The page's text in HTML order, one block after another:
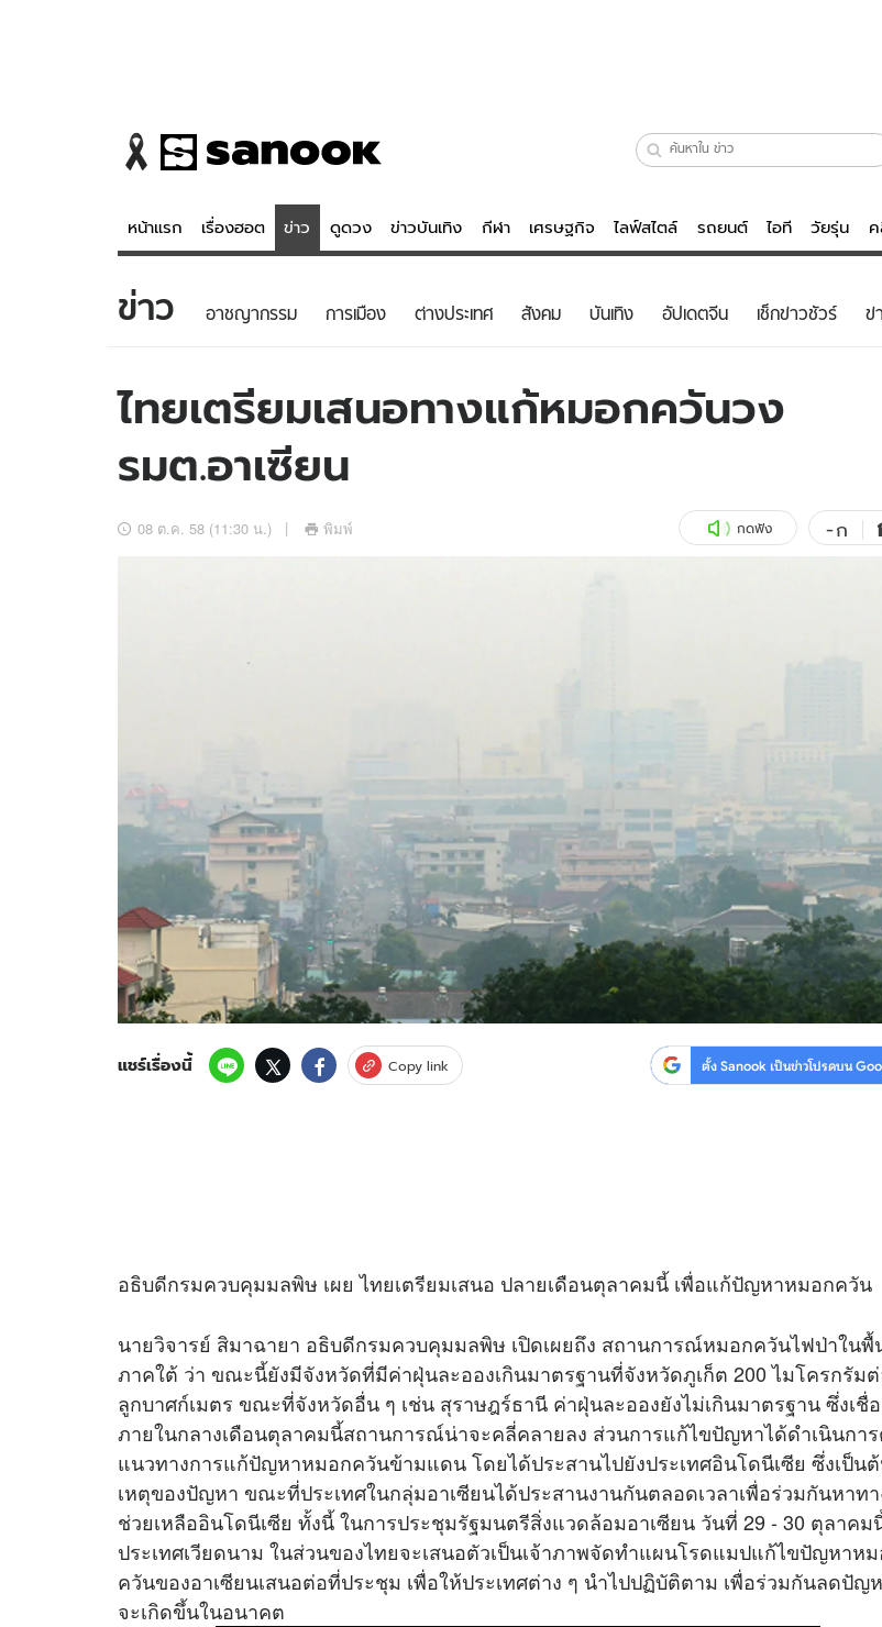
หน้าแรก เรื่องฮอต ข่าว ดูดวง ข่าวบันเทิง กีฬา เศรษฐกิจ ไลฟ์สไตล์ รถยนต์ ไอที วัยรุ่น
ข่าว
ข่าวบันเทิง
ข่าวกีฬา
ข่าวเศรษฐกิจ
อัปเดตจีน
เช็กข่าวชัวร์
ดูดวง - ตรวจหวย
สถิติหวยไทย
ไลฟ์สไตล์
วัยรุ่น
สุขภาพ
เที่ยว-กิน
สงวนลิขสิทธิ์ © 2569บริษัท อิมเมจ ฟิวเจอร์ (ประเทศไทย) จำกัด
ข่าว อาชญากรรม การเมือง ต่างประเทศ สังคม บันเทิง อัปเดตจีน เช็กข่าวชัวร์ ข่
ไทยเตรียมเสนอทางแก้หมอกควันวง
รมต.อาเซียน
08 ต.ค. 58 (11:30 น.) พิมพ์ กดฟัง -ก
แชร์เรื่องนี้ Copy link ตั้ง Sanook เป็นข่าวโปรดบน
อธิบดีกรมควบคุมมลพิษ เผย ไทยเตรียมเสนอ ปลายเดือนตุลาคมนี้ เพื่อแก้ปัญหาหมอกควัน
นายวิจารย์ สิมาฉายา อธิบดีกรมควบคุมมลพิษ เปิดเผยถึง สถานการณ์หมอกควันไฟป่าในพื้
ภาคใต้ ว่า ขณะนี้ยังมีจังหวัดที่มีค่าฝุ่นละอองเกินมาตรฐานที่จังหวัดภูเก็ต 200 ไมโครกรัม
ลูกบาศก์เมตร ขณะที่จังหวัดอื่น ๆ เช่น สุราษฎร์ธานี ค่าฝุ่นละอองยังไม่เกินมาตรฐาน ซึ่งเชื่
ภายในกลางเดือนตุลาคมนี้สถานการณ์น่าจะคลี่คลายลง ส่วนการแก้ไขปัญหาได้ดำเนินกา
แนวทางการแก้ปัญหาหมอกควันข้ามแดน โดยได้ประสานไปยังประเทศอินโดนีเซีย ซึ่งเป็น
เหตุของปัญหา ขณะที่ประเทศในกลุ่มอาเซียนได้ประสานงานกันตลอดเวลาเพื่อร่วมกันหาทา
ช่วยเหลืออินโดนีเซีย ทั้งนี้ ในการประชุมรัฐมนตรีสิ่งแวดล้อมอาเซียน วันที่ 29 - 30 ตุลาคม
ประเทศเวียดนาม ในส่วนของไทยจะเสนอตัวเป็นเจ้าภาพจัดทำแผนโรดแมปแก้ไขปัญหาห
ควันของอาเซียนเสนอต่อที่ประชุม เพื่อให้ประเทศต่าง ๆ นำไปปฏิบัติตาม เพื่อร่วมกันลดปัญ
จะเกิดขึ้นในอนาคต